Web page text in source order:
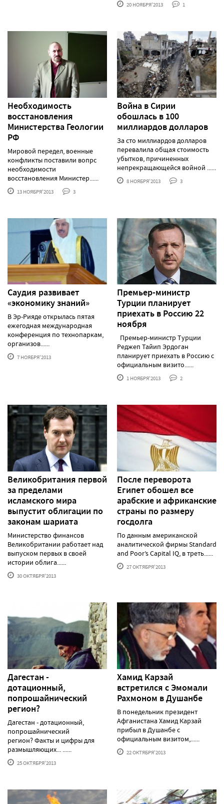
20 НОЯБРЯ'2013 1
Необходимость
восстановления
Министерства Геологии
РФ
Мировой передел, военные
конфликты поставили вопрс
необходимости
восстановления Министер......
13 НОЯБРЯ'2013 3
Война в Сирии
обошлась в 100
миллиардов долларов
За сто миллиардов долларов
перевалила общая стоимость
убытков, причиненных
непрекращающейся войной ......
8 НОЯБРЯ'2013 3
Саудия развивает
«экономику знаний»
В Эр-Рияде открылась пятая
ежегодная международная
конференция по технопаркам,
организов......
7 НОЯБРЯ'2013
Премьер-министр
Турции планирует
приехать в Россию 22
ноября
Премьер-министр Турции
Реджеп Тайип Эрдоган
планирует приехать в Россию с
официальным визито......
1 НОЯБРЯ'2013 2
Великобритания первой
за пределами
исламского мира
выпустит облигации по
законам шариата
Министерство финансов
Великобритании работает над
выпуском первых в своей
истории облига......
30 ОКТЯБРЯ'2013
После переворота
Египет обошел все
арабские и африканские
страны по размеру
госдолга
По данным американской
аналитической фирмы Standard
and Poor’s Capital IQ, в треть......
27 ОКТЯБРЯ'2013
Дагестан -
дотационный,
попрошайнический
регион?
Дагестан - дотационный,
попрошайнический
регион? Факты и цифры для
размышляющих... ......
25 ОКТЯБРЯ'2013
Хамид Карзай
встретился с Эмомали
Рахмоном в Душанбе
В понедельник президент
Афганистана Хамид Карзай
прибыл в Душанбе с
официальным визитом,......
22 ОКТЯБРЯ'2013